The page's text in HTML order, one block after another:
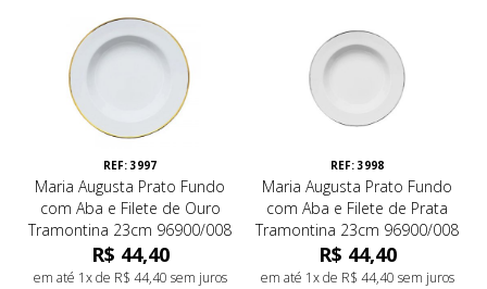
REF: 3997
Maria Augusta Prato Fundo
com Aba e Filete de Ouro
Tramontina 23cm 96900/008
R$ 44,40
em até 1x de R$ 44,40 sem juros
REF: 3998
Maria Augusta Prato Fundo
com Aba e Filete de Prata
Tramontina 23cm 96900/008
R$ 44,40
em até 1x de R$ 44,40 sem juros